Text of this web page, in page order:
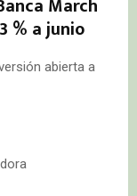
March
% a junio
abierta a